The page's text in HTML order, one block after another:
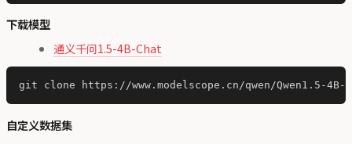
下载模型
通义千问1.5-4B-Chat
自定义数据集